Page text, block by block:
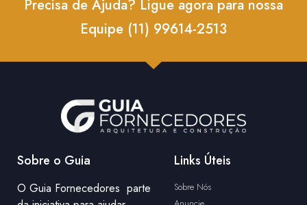
Precisa de Ajuda? Ligue agora para nossa
Equipe (11) 99614-2513
Sobre o Guia
O Guia Fornecedores parte
Links Úteis
Sobre Nós